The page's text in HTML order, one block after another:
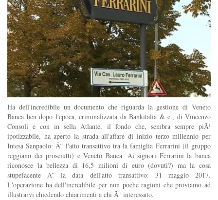
Ha dell'incredibile un documento che riguarda la gestione di Veneto
Banca ben dopo l'epoca, criminalizzata da Bankitalia & c., di Vincenzo
Consoli e con in sella Atlante, il fondo che, sembra sempre piÃ¹
ipotizzabile, ha aperto la strada all'affare di inizio terzo millennio per
Intesa Sanpaolo: Ã¨ l'atto transattivo tra la famiglia Ferrarini (il gruppo
reggiano dei prosciutti) e Veneto Banca. Ai signori Ferrarini la banca
riconosce la bellezza di 16,5 milioni di euro (dovuti?) ma la cosa
stupefacente Ã¨ la data dell'atto transattivo: 31 maggio 2017.
L'operazione ha dell'incredibile per non poche ragioni che proviamo ad
illustrarvi chiedendo chiarimenti a chi Ã¨ interessato.